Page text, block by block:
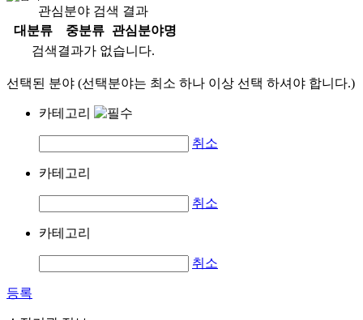
관심분야 검색 결과
대분류
중분류
관심분야명
검색결과가 없습니다.
선택된 분야 (선택분야는 최소 하나 이상 선택 하셔야 합니다.)
카테고리
취소
카테고리
취소
카테고리
취소
등록